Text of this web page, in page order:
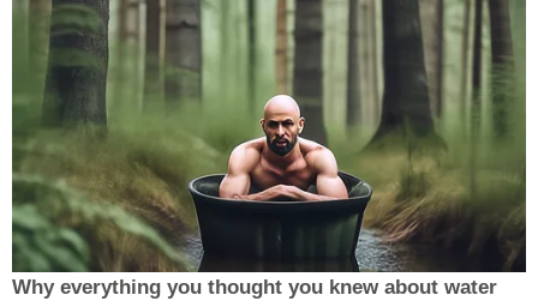
Why everything you thought you knew about water